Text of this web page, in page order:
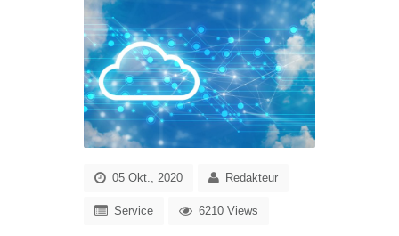
05 Okt., 2020 Redakteur
Service 6210 Views